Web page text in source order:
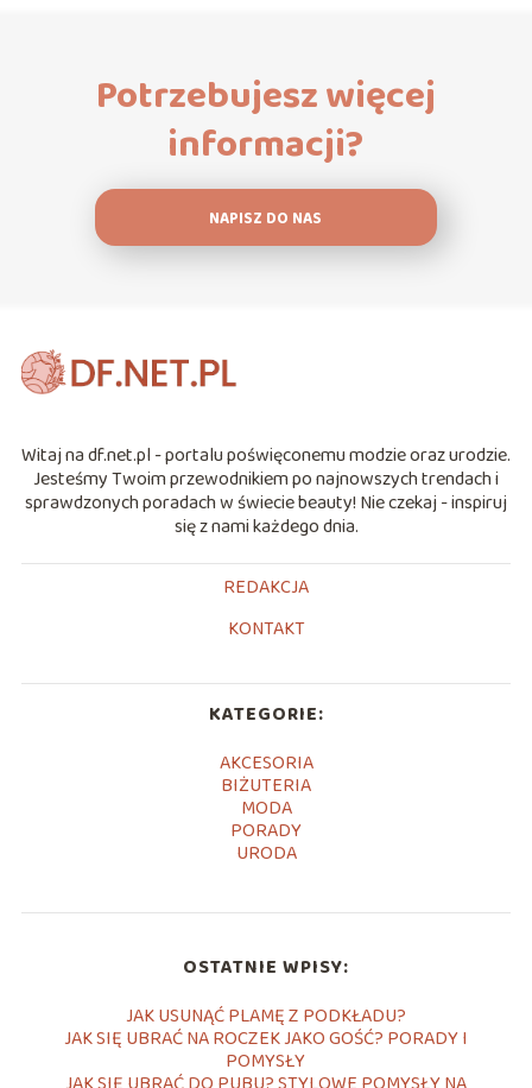
Potrzebujesz więcej
informacji?
NAPISZ DO NAS
Witaj na df.net.pl - portalu poświęconemu modzie oraz urodzie.
Jesteśmy Twoim przewodnikiem po najnowszych trendach i
sprawdzonych poradach w świecie beauty! Nie czekaj - inspiruj
się z nami każdego dnia.
REDAKCJA
KONTAKT
KATEGORIE:
AKCESORIA
BIŻUTERIA
MODA
PORADY
URODA
OSTATNIE WPISY:
JAK USUNĄĆ PLAMĘ Z PODKŁADU?
JAK SIĘ UBRAĆ NA ROCZEK JAKO GOŚĆ? PORADY I
POMYSŁY